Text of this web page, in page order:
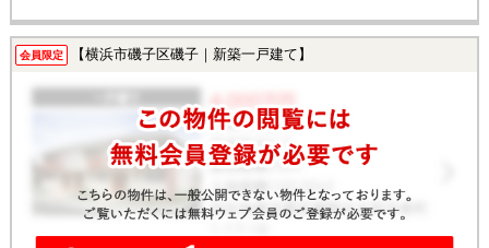
会員限定 【横浜市磯子区磯子｜新築一戸建て】